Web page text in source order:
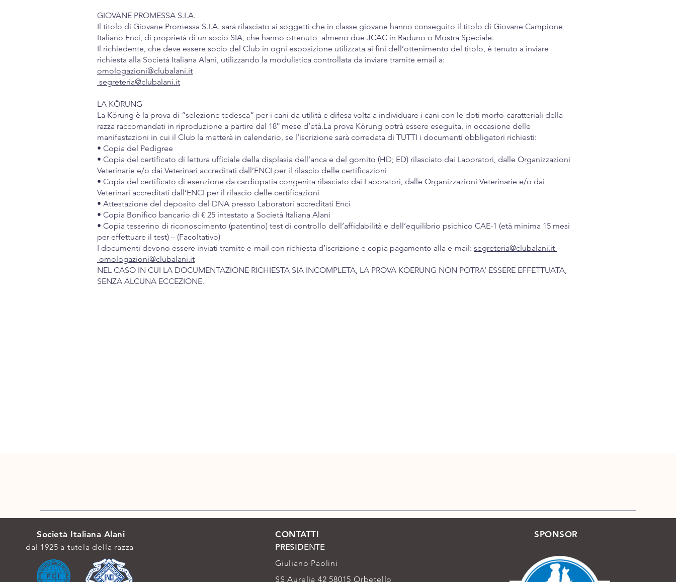
GIOVANE PROMESSA S.I.A.
Il titolo di Giovane Promessa S.I.A. sarà rilasciato ai soggetti che in classe giovane hanno conseguito il titolo di Giovane Campione
Italiano Enci, di proprietà di un socio SIA, che hanno ottenuto almeno due JCAC in Raduno o Mostra Speciale.
Il richiedente, che deve essere socio del Club in ogni esposizione utilizzata ai fini dell’ottenimento del titolo, è tenuto a inviare
richiesta alla Società Italiana Alani, utilizzando la modulistica controllata da inviare tramite email a:
omologazioni@clubalani.it
segreteria@clubalani.it
LA KÖRUNG
La Körung è la prova di “selezione tedesca” per i cani da utilità e difesa volta a individuare i cani con le doti morfo-caratteriali della
razza raccomandati in riproduzione a partire dal 18° mese d’età.La prova Körung potrà essere eseguita, in occasione delle
manifestazioni in cui il Club la metterà in calendario, se l’iscrizione sarà corredata di TUTTI i documenti obbligatori richiesti:
• Copia del Pedigree
• Copia del certificato di lettura ufficiale della displasia dell’anca e del gomito (HD; ED) rilasciato dai Laboratori, dalle Organizzazioni
Veterinarie e/o dai Veterinari accreditati dall’ENCI per il rilascio delle certificazioni
• Copia del certificato di esenzione da cardiopatia congenita rilasciato dai Laboratori, dalle Organizzazioni Veterinarie e/o dai
Veterinari accreditati dall’ENCI per il rilascio delle certificazioni
• Attestazione del deposito del DNA presso Laboratori accreditati Enci
• Copia Bonifico bancario di € 25 intestato a Società Italiana Alani
• Copia tesserino di riconoscimento (patentino) test di controllo dell’affidabilità e dell’equilibrio psichico CAE-1 (età minima 15 mesi
per effettuare il test) – (Facoltativo)
I documenti devono essere inviati tramite e-mail con richiesta d’iscrizione e copia pagamento alla e-mail: segreteria@clubalani.it –
omologazioni@clubalani.it
NEL CASO IN CUI LA DOCUMENTAZIONE RICHIESTA SIA INCOMPLETA, LA PROVA KOERUNG NON POTRA’ ESSERE EFFETTUATA,
SENZA ALCUNA ECCEZIONE.
Società Italiana Alani
dal 1925 a tutela della razza
CONTATTI
PRESIDENTE
Giuliano Paolini
SS Aurelia 42 58015 Orbetello
SPONSOR